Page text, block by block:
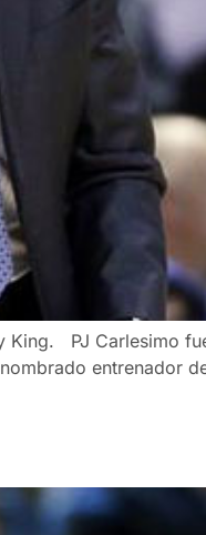
King. PJ Carlesimo
entrenador